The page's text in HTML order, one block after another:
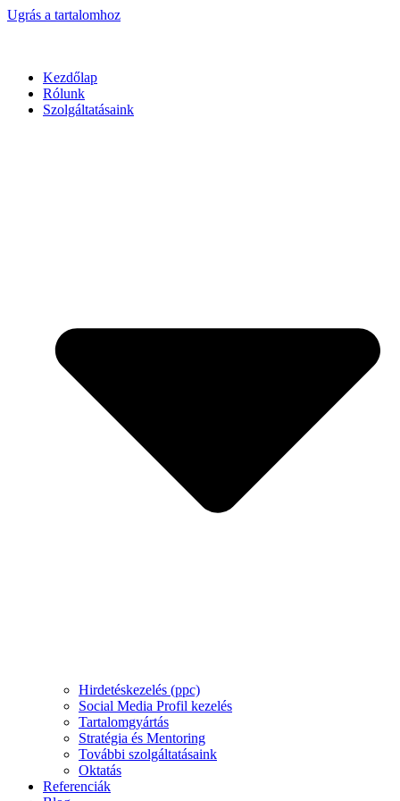
Ugrás a tartalomhoz
Kezdőlap
Rólunk
Szolgáltatásaink
Hirdetéskezelés (ppc)
Social Media Profil kezelés
Tartalomgyártás
Stratégia és Mentoring
További szolgáltatásaink
Oktatás
Referenciák